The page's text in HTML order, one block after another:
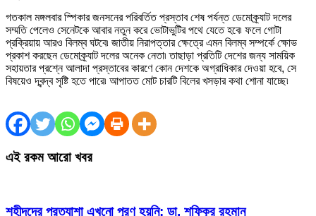
গতকাল মঙ্গলবার স্পিকার জনসনের পরিবর্তিত প্রস্তাব শেষ পর্যন্ত ডেমোক্র্যাট দলের
সম্মতি পেলেও সেনেটকে আবার নতুন করে ভোটাভুটির পথে যেতে হবে৷ ফলে গোটা
প্রক্রিয়ায় আরও বিলম্ব ঘটবে৷ জাতীয় নিরাপত্তার ক্ষেত্রে এমন বিলম্ব সম্পর্কে ক্ষোভ
প্রকাশ করছেন ডেমোক্র্যাট দলের অনেক নেতা৷ তাছাড়া প্রতিটি দেশের জন্য সাময়িক
সহায়তার প্রশ্নে আলাদা প্রস্তাবের কারণে কোন দেশকে অগ্রাধিকার দেওয়া হবে, সে
বিষয়েও দ্বন্দ্ব সৃষ্টি হতে পারে৷ আপাতত মোট চারটি বিলের খসড়ার কথা শোনা যাচ্ছে৷
এই রকম আরো খবর
শহীদদের প্রত্যাশা এখনো পূরণ হয়নি: ডা. শফিকুর রহমান